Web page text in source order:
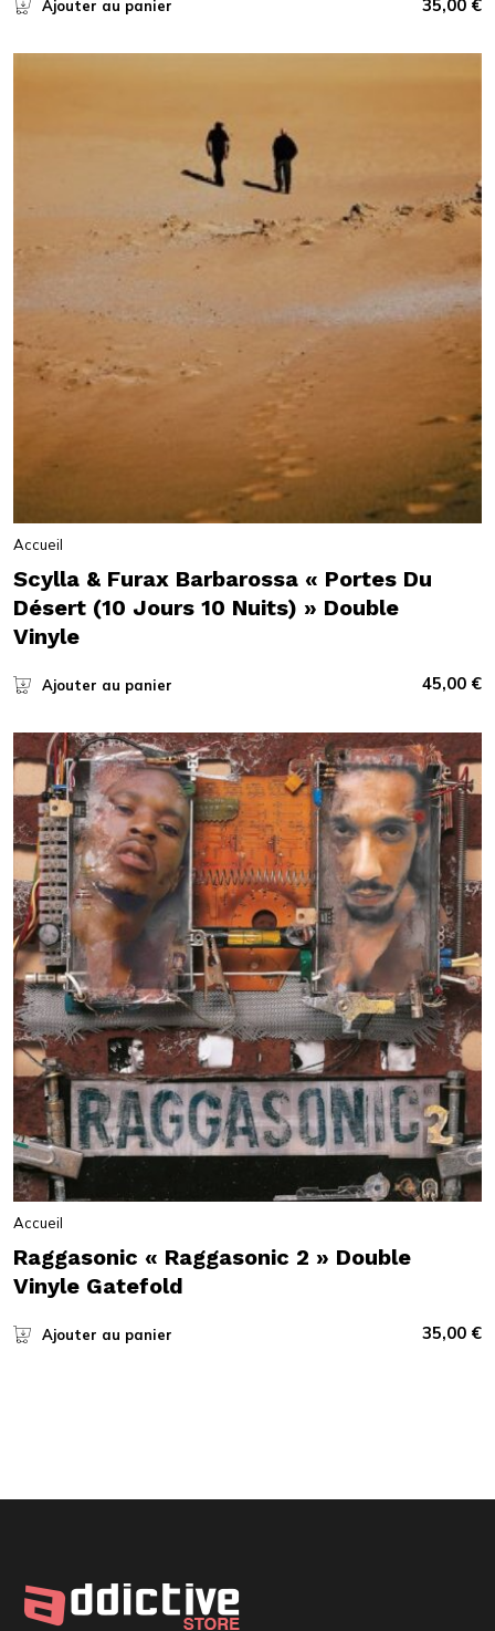
Ajouter au panier 35,00 €
Accueil
Scylla & Furax Barbarossa « Portes Du
Désert (10 Jours 10 Nuits) » Double
Vinyle
Ajouter au panier 45,00 €
Accueil
Raggasonic « Raggasonic 2 » Double
Vinyle Gatefold
Ajouter au panier 35,00 €